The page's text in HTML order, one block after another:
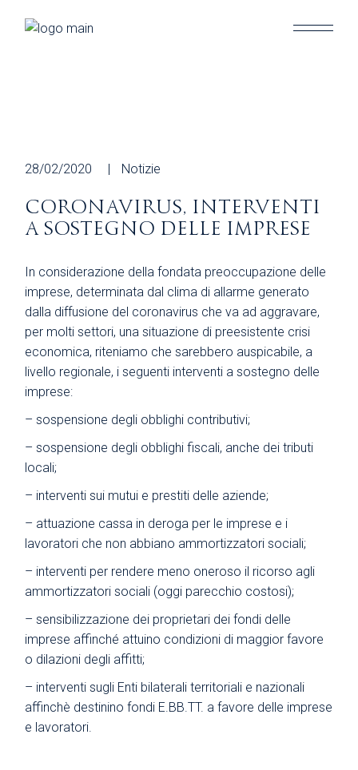
28/02/2020 Notizie
CORONAVIRUS, INTERVENTI
A SOSTEGNO DELLE IMPRESE
In considerazione della fondata preoccupazione delle
imprese, determinata dal clima di allarme generato
dalla diffusione del coronavirus che va ad aggravare,
per molti settori, una situazione di preesistente crisi
economica, riteniamo che sarebbero auspicabile, a
livello regionale, i seguenti interventi a sostegno delle
imprese:
– sospensione degli obblighi contributivi;
– sospensione degli obblighi fiscali, anche dei tributi
locali;
– interventi sui mutui e prestiti delle aziende;
– attuazione cassa in deroga per le imprese e i
lavoratori che non abbiano ammortizzatori sociali;
– interventi per rendere meno oneroso il ricorso agli
ammortizzatori sociali (oggi parecchio costosi);
– sensibilizzazione dei proprietari dei fondi delle
imprese affinché attuino condizioni di maggior favore
o dilazioni degli affitti;
– interventi sugli Enti bilaterali territoriali e nazionali
affinchè destinino fondi E.BB.TT. a favore delle imprese
e lavoratori.